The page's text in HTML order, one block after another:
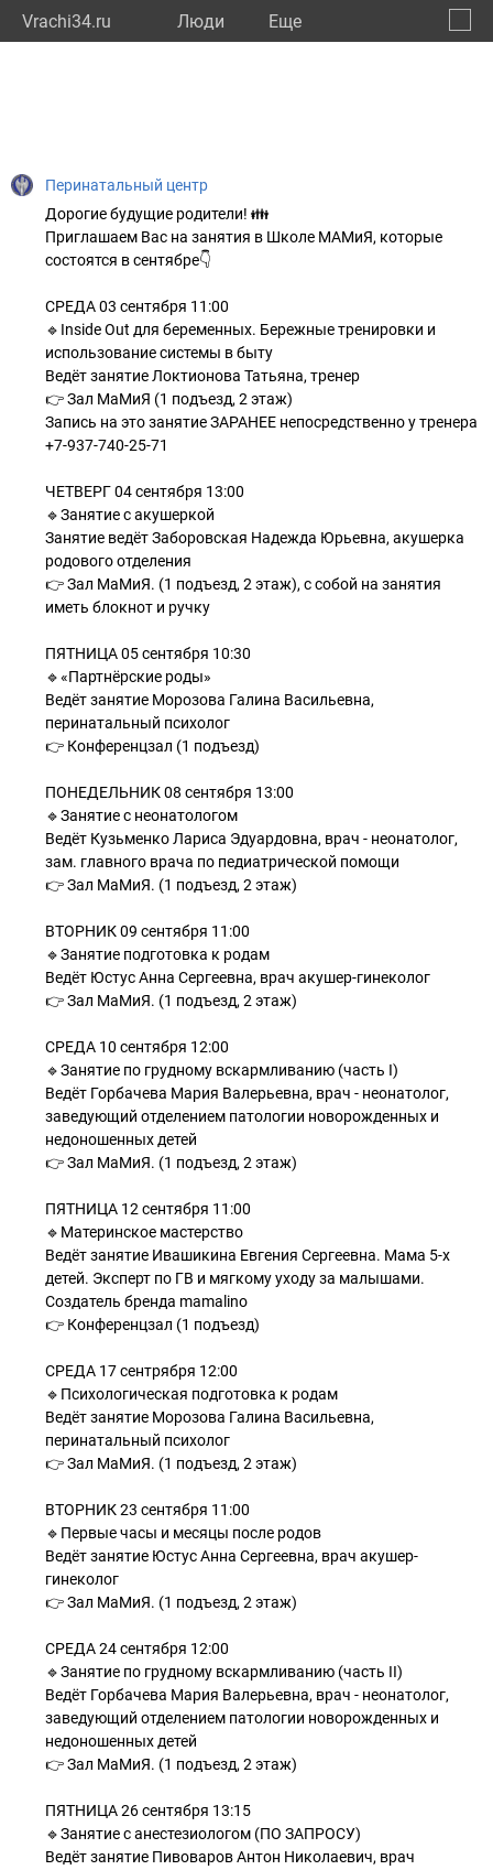
Vrachi34.ru Люди Eще
Перинатальный центр
Дорогие будущие родители! 👪
Приглашаем Вас на занятия в Школе МАМиЯ, которые
состоятся в сентябре👇
СРЕДА 03 сентября 11:00
🔹Inside Out для беременных. Бережные тренировки и
использование системы в быту
Ведёт занятие Локтионова Татьяна, тренер
👉 Зал МаМиЯ (1 подъезд, 2 этаж)
Запись на это занятие ЗАРАНЕЕ непосредственно у тренера
+7-937-740-25-71
ЧЕТВЕРГ 04 сентября 13:00
🔹Занятие с акушеркой
Занятие ведёт Заборовская Надежда Юрьевна, акушерка
родового отделения
👉 Зал МаМиЯ. (1 подъезд, 2 этаж), с собой на занятия
иметь блокнот и ручку
ПЯТНИЦА 05 сентября 10:30
🔹«Партнёрские роды»
Ведёт занятие Морозова Галина Васильевна,
перинатальный психолог
👉 Конференцзал (1 подъезд)
ПОНЕДЕЛЬНИК 08 сентября 13:00
🔹Занятие с неонатологом
Ведёт Кузьменко Лариса Эдуардовна, врач - неонатолог,
зам. главного врача по педиатрической помощи
👉 Зал МаМиЯ. (1 подъезд, 2 этаж)
ВТОРНИК 09 сентября 11:00
🔹Занятие подготовка к родам
Ведёт Юстус Анна Сергеевна, врач акушер-гинеколог
👉 Зал МаМиЯ. (1 подъезд, 2 этаж)
СРЕДА 10 сентября 12:00
🔹Занятие по грудному вскармливанию (часть I)
Ведёт Горбачева Мария Валерьевна, врач - неонатолог,
заведующий отделением патологии новорожденных и
недоношенных детей
👉 Зал МаМиЯ. (1 подъезд, 2 этаж)
ПЯТНИЦА 12 сентября 11:00
🔹Материнское мастерство
Ведёт занятие Ивашикина Евгения Сергеевна. Мама 5-х
детей. Эксперт по ГВ и мягкому уходу за малышами.
Создатель бренда mamalino
👉 Конференцзал (1 подъезд)
СРЕДА 17 сентрября 12:00
🔹Психологическая подготовка к родам
Ведёт занятие Морозова Галина Васильевна,
перинатальный психолог
👉 Зал МаМиЯ. (1 подъезд, 2 этаж)
ВТОРНИК 23 сентября 11:00
🔹Первые часы и месяцы после родов
Ведёт занятие Юстус Анна Сергеевна, врач акушер-
гинеколог
👉 Зал МаМиЯ. (1 подъезд, 2 этаж)
СРЕДА 24 сентября 12:00
🔹Занятие по грудному вскармливанию (часть II)
Ведёт Горбачева Мария Валерьевна, врач - неонатолог,
заведующий отделением патологии новорожденных и
недоношенных детей
👉 Зал МаМиЯ. (1 подъезд, 2 этаж)
ПЯТНИЦА 26 сентября 13:15
🔹Занятие с анестезиологом (ПО ЗАПРОСУ)
Ведёт занятие Пивоваров Антон Николаевич, врач